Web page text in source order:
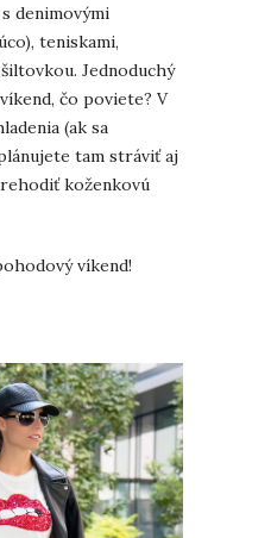
denimovými
teniskami,
Jednoduchý
čo poviete? V
(ak sa
tam stráviť aj
koženkovú
víkend!